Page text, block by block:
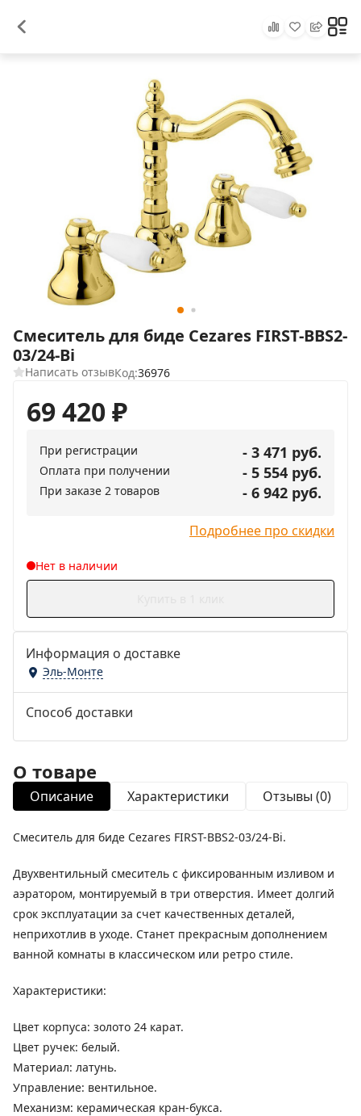
Смеситель для биде Cezares FIRST-BBS2-
03/24-Bi
Написать отзывКод:36976
69 420₽
При регистрации - 3 471 руб.
Оплата при получении - 5 554 руб.
При заказе 2 товаров - 6 942 руб.
Подробнее про скидки
Нет в наличии
Информация о доставке
Эль-Монте
Способ доставки
О товаре
Описание Характеристики Отзывы (0)
Смеситель для биде Cezares FIRST-BBS2-03/24-Bi.
Двухвентильный смеситель с фиксированным изливом и
аэратором, монтируемый в три отверстия. Имеет долгий
срок эксплуатации за счет качественных деталей,
неприхотлив в уходе. Станет прекрасным дополнением
ванной комнаты в классическом или ретро стиле.
Характеристики:
Цвет корпуса: золото 24 карат.
Цвет ручек: белый.
Материал: латунь.
Управление: вентильное.
Механизм: керамическая кран-букса.